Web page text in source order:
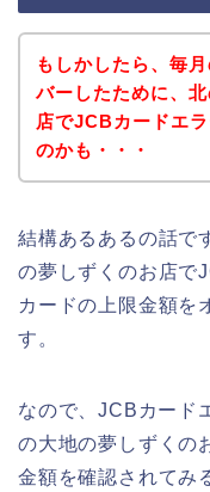
もしかしたら、毎
バーしたために、
店でJCBカードエ
のかも・・・
結構あるあるの話で
の夢しずくのお店で
カードの上限金額を
す。
なので、JCBカード
の大地の夢しずくの
金額を確認されてみ